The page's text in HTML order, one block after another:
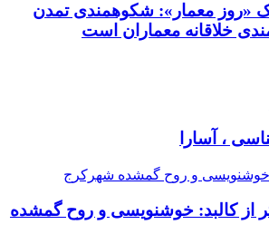
«روز معمار»: شکوهمندی تمدن
خلاقانه معماران است
، آسارا
از کالبد: خوشنویسی و روح گمشده